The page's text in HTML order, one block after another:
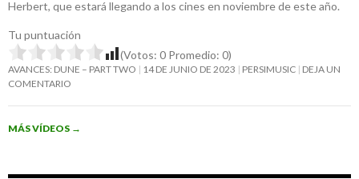
Herbert, que estará llegando a los cines en noviembre de este año.
Tu puntuación
(Votos: 0 Promedio: 0)
AVANCES: DUNE – PART TWO 14 DE JUNIO DE 2023 PERSIMUSIC DEJA UN
COMENTARIO
MÁS VÍDEOS →